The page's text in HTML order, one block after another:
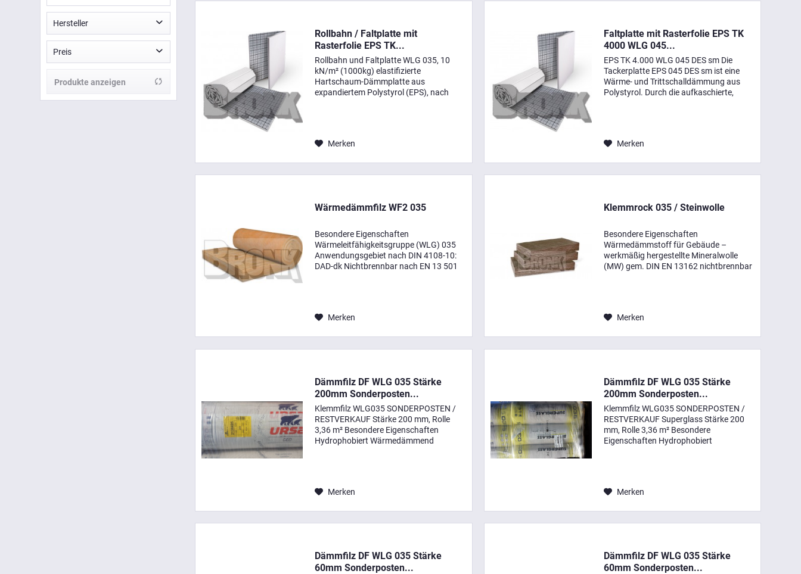
Hersteller
ALUJET GmbH
CLIMOWOOL
ROCKWOOL
Preis
bis
Produkte anzeigen
Rollbahn / Faltplatte mit
Rasterfolie EPS TK...
Rollbahn und Faltplatte WLG 035, 10
kN/m² (1000kg) elastifizierte
Hartschaum-Dämmplatte aus
expandiertem Polystyrol (EPS), nach
Merken
Faltplatte mit Rasterfolie EPS TK
4000 WLG 045...
EPS TK 4.000 WLG 045 DES sm Die
Tackerplatte EPS 045 DES sm ist eine
Wärme- und Trittschalldämmung aus
Polystyrol. Durch die aufkaschierte,
Merken
Wärmedämmfilz WF2 035
Besondere Eigenschaften
Wärmeleitfähigkeitsgruppe (WLG) 035
Anwendungsgebiet nach DIN 4108-10:
DAD-dk Nichtbrennbar nach EN 13 501
Merken
Klemmrock 035 / Steinwolle
Besondere Eigenschaften
Wärmedämmstoff für Gebäude –
werkmäßig hergestellte Mineralwolle
(MW) gem. DIN EN 13162 nichtbrennbar
Merken
Dämmfilz DF WLG 035 Stärke
200mm Sonderposten...
Klemmfilz WLG035 SONDERPOSTEN /
RESTVERKAUF Stärke 200 mm, Rolle
3,36 m² Besondere Eigenschaften
Hydrophobiert Wärmedämmend
Merken
Dämmfilz DF WLG 035 Stärke
200mm Sonderposten...
Klemmfilz WLG035 SONDERPOSTEN /
RESTVERKAUF Superglass Stärke 200
mm, Rolle 3,36 m² Besondere
Eigenschaften Hydrophobiert
Merken
Dämmfilz DF WLG 035 Stärke
60mm Sonderposten...
Dämmfilz DF WLG 035 Stärke
60mm Sonderposten...